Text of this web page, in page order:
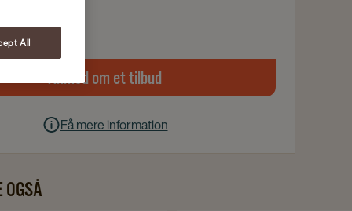
Anmod om et tilbud
Få mere information
OGSÅ
All